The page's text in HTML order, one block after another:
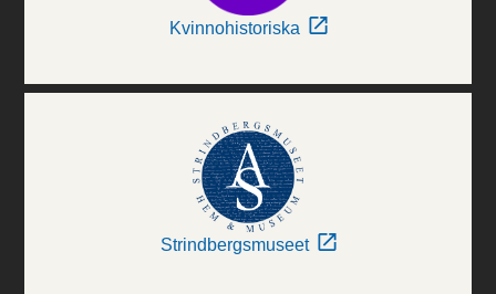
Kvinnohistoriska
Strindbergsmuseet